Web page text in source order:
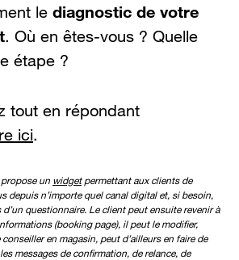
le diagnostic de votre
. Où en êtes-vous ? Quelle
étape ?
tout en répondant
ici.
un widgetpermettant aux clients de
depuis n’importe quel canal digital et, si besoin,
d’un questionnaire. Le client peut ensuite revenir à
(booking page), il peut le modifier,
en magasin, peut d’ailleurs en faire de
messages de confirmation, de relance, de